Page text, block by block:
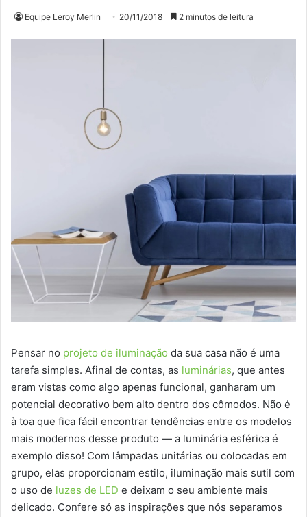
Equipe Leroy Merlin 20/11/2018 2 minutos de leitura
Pensar no projeto de iluminação da sua casa não é uma
tarefa simples. Afinal de contas, as luminárias, que antes
eram vistas como algo apenas funcional, ganharam um
potencial decorativo bem alto dentro dos cômodos. Não é
à toa que fica fácil encontrar tendências entre os modelos
mais modernos desse produto — a luminária esférica é
exemplo disso! Com lâmpadas unitárias ou colocadas em
grupo, elas proporcionam estilo, iluminação mais sutil com
o uso de luzes de LED e deixam o seu ambiente mais
delicado. Confere só as inspirações que nós separamos